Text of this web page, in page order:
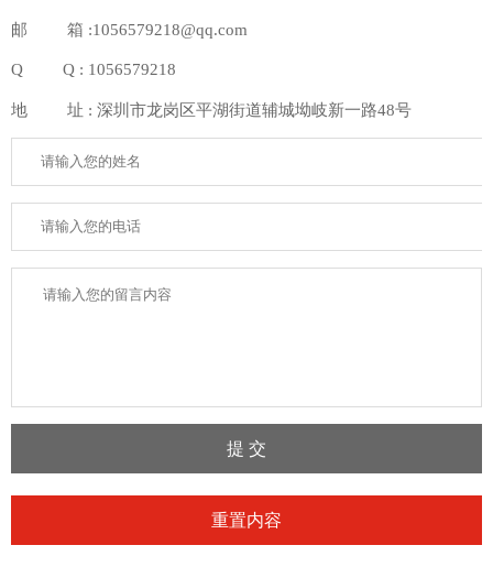
邮 箱 :1056579218@qq.com
Q Q : 1056579218
地 址 : 深圳市龙岗区平湖街道辅城坳岐新一路48号